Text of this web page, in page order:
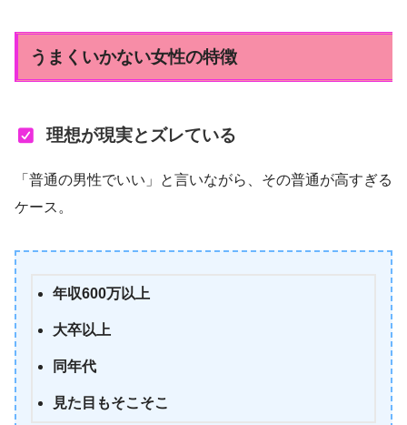
うまくいかない女性の特徴
理想が現実とズレている
「普通の男性でいい」と言いながら、その普通が高すぎる
ケース。
年収600万以上
大卒以上
同年代
見た目もそこそこ